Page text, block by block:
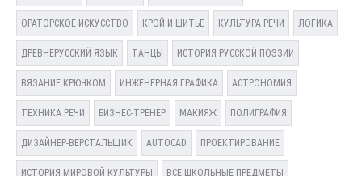
ОРАТОРСКОЕ ИСКУССТВО КРОЙ И ШИТЬЕ КУЛЬТУРА РЕЧИ ЛОГИКА
ДРЕВНЕРУССКИЙ ЯЗЫК ТАНЦЫ ИСТОРИЯ РУССКОЙ ПОЭЗИИ
ВЯЗАНИЕ КРЮЧКОМ ИНЖЕНЕРНАЯ ГРАФИКА АСТРОНОМИЯ
ТЕХНИКА РЕЧИ БИЗНЕС-ТРЕНЕР МАКИЯЖ ПОЛИГРАФИЯ
ДИЗАЙНЕР-ВЕРСТАЛЬЩИК AUTOCAD ПРОЕКТИРОВАНИЕ
ИСТОРИЯ МИРОВОЙ КУЛЬТУРЫ ВСЕ ШКОЛЬНЫЕ ПРЕДМЕТЫ